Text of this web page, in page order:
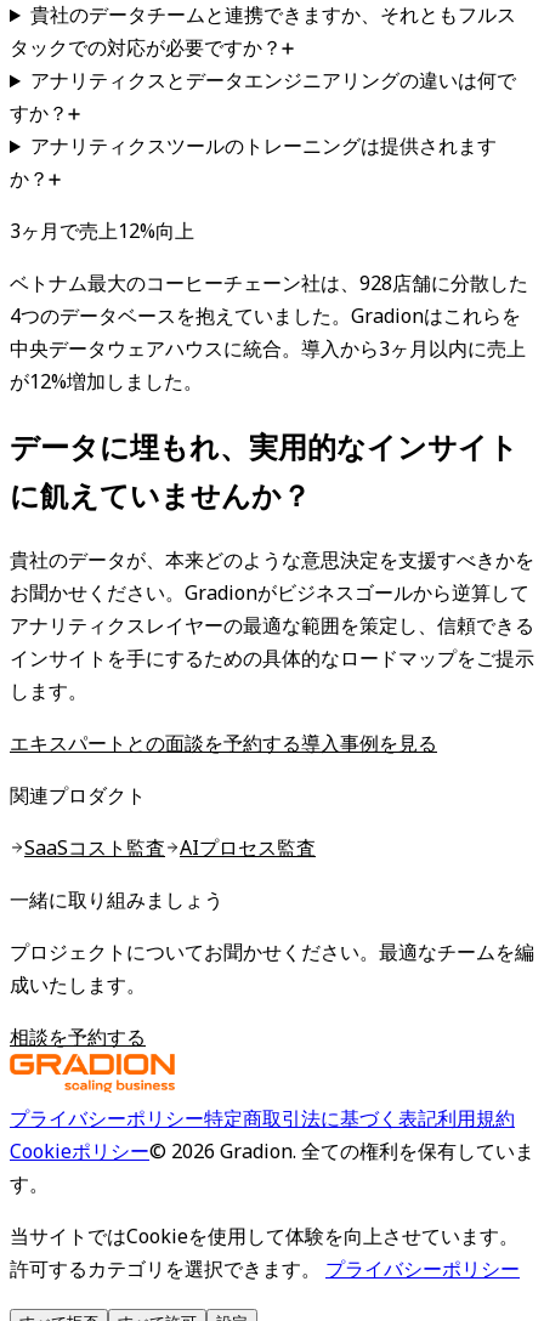
貴社のデータチームと連携できますか、それともフルス
タックでの対応が必要ですか？
アナリティクスとデータエンジニアリングの違いは何で
すか？
アナリティクスツールのトレーニングは提供されます
か？
3ヶ月で売上12%向上
ベトナム最大のコーヒーチェーン社は、928店舗に分散した
4つのデータベースを抱えていました。Gradionはこれらを
中央データウェアハウスに統合。導入から3ヶ月以内に売上
が12%増加しました。
データに埋もれ、実用的なインサイト
に飢えていませんか？
貴社のデータが、本来どのような意思決定を支援すべきかを
お聞かせください。Gradionがビジネスゴールから逆算して
アナリティクスレイヤーの最適な範囲を策定し、信頼できる
インサイトを手にするための具体的なロードマップをご提示
します。
エキスパートとの面談を予約する導入事例を見る
関連プロダクト
SaaSコスト監査 AIプロセス監査
一緒に取り組みましょう
プロジェクトについてお聞かせください。最適なチームを編
成いたします。
相談を予約する
プライバシーポリシー特定商取引法に基づく表記利用規約
Cookieポリシー© 2026 Gradion. 全ての権利を保有していま
す。
当サイトではCookieを使用して体験を向上させています。
許可するカテゴリを選択できます。
プライバシーポリシー